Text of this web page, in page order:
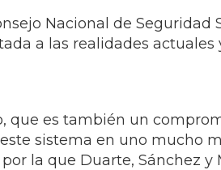
Nacional de Seguridad
a las realidades
que es también un
sistema en uno mucho
la que Duarte, Sánchez y